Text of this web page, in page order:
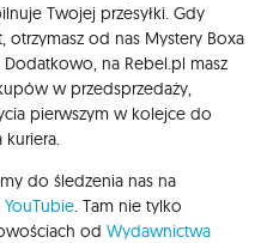
Twojej przesyłki. Gdy
od nas Mystery Boxa
. Dodatkowo, na Rebel.pl masz
w przedsprzedaży,
pierwszym w kolejce do
do śledzenia nas na
YouTubie . Tam nie tylko
od Wydawnictwa